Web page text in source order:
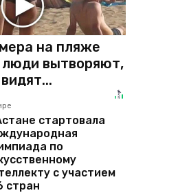
на пляже
вытворяют,
стартовала
по
с участием
стран